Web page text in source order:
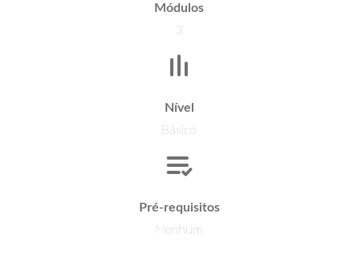
Módulos
3
Nível
Básico
Pré-requisitos
Nenhum